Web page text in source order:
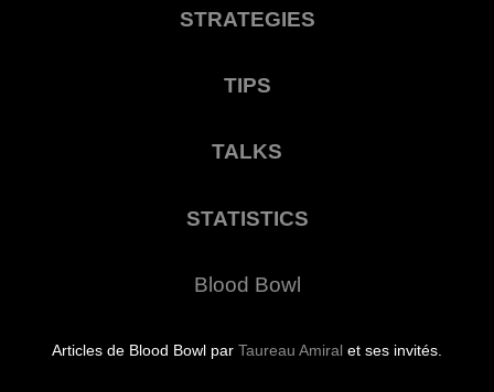
STRATEGIES
TIPS
TALKS
STATISTICS
Blood Bowl
Articles de Blood Bowl par Taureau Amiral et ses invités.